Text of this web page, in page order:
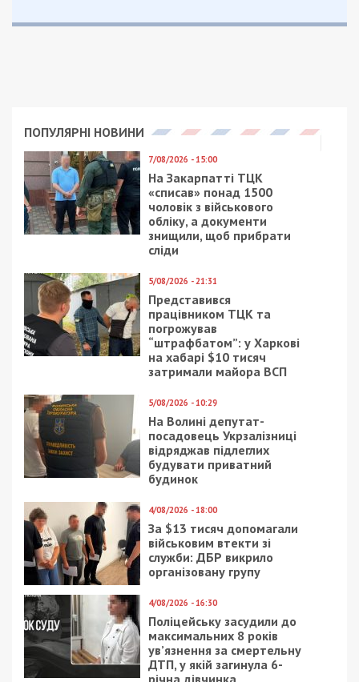
ПОПУЛЯРНІ НОВИНИ
7/08/2026 - 15:00
На Закарпатті ТЦК
«списав» понад 1500
чоловік з військового
обліку, а документи
знищили, щоб прибрати
сліди
5/08/2026 - 21:31
Представився
працівником ТЦК та
погрожував
“штрафбатом”: у Харкові
на хабарі $10 тисяч
затримали майора ВСП
5/08/2026 - 10:29
На Волині депутат-
посадовець Укрзалізниці
відряджав підлеглих
будувати приватний
будинок
4/08/2026 - 18:00
За $13 тисяч допомагали
військовим втекти зі
служби: ДБР викрило
організовану групу
4/08/2026 - 16:30
Поліцейську засудили до
максимальних 8 років
ув’язнення за смертельну
ДТП, у якій загинула 6-
річна дівчинка